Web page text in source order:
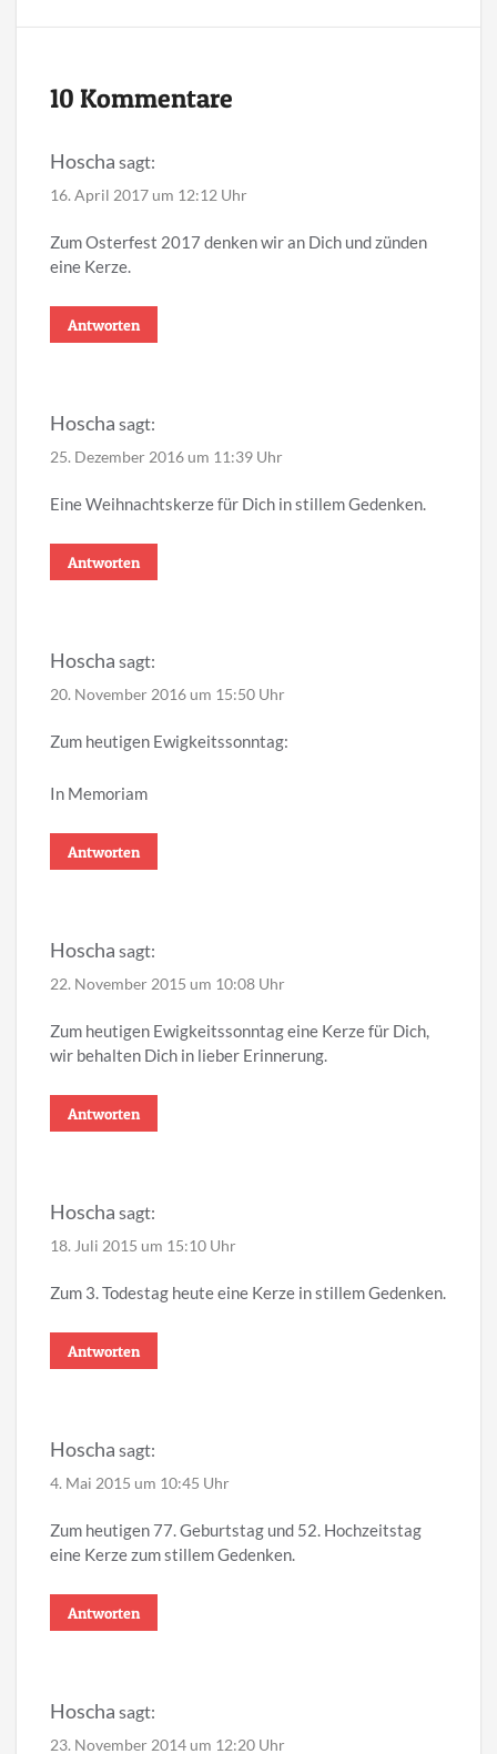
10 Kommentare
Hoscha sagt:
16. April 2017 um 12:12 Uhr
Zum Osterfest 2017 denken wir an Dich und zünden
eine Kerze.
Antworten
Hoscha sagt:
25. Dezember 2016 um 11:39 Uhr
Eine Weihnachtskerze für Dich in stillem Gedenken.
Antworten
Hoscha sagt:
20. November 2016 um 15:50 Uhr
Zum heutigen Ewigkeitssonntag:
In Memoriam
Antworten
Hoscha sagt:
22. November 2015 um 10:08 Uhr
Zum heutigen Ewigkeitssonntag eine Kerze für Dich,
wir behalten Dich in lieber Erinnerung.
Antworten
Hoscha sagt:
18. Juli 2015 um 15:10 Uhr
Zum 3. Todestag heute eine Kerze in stillem Gedenken.
Antworten
Hoscha sagt:
4. Mai 2015 um 10:45 Uhr
Zum heutigen 77. Geburtstag und 52. Hochzeitstag
eine Kerze zum stillem Gedenken.
Antworten
Hoscha sagt:
23. November 2014 um 12:20 Uhr